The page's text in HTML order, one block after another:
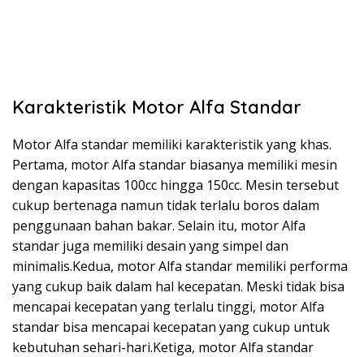
Karakteristik Motor Alfa Standar
Motor Alfa standar memiliki karakteristik yang khas.
Pertama, motor Alfa standar biasanya memiliki mesin
dengan kapasitas 100cc hingga 150cc. Mesin tersebut
cukup bertenaga namun tidak terlalu boros dalam
penggunaan bahan bakar. Selain itu, motor Alfa
standar juga memiliki desain yang simpel dan
minimalis.Kedua, motor Alfa standar memiliki performa
yang cukup baik dalam hal kecepatan. Meski tidak bisa
mencapai kecepatan yang terlalu tinggi, motor Alfa
standar bisa mencapai kecepatan yang cukup untuk
kebutuhan sehari-hari.Ketiga, motor Alfa standar